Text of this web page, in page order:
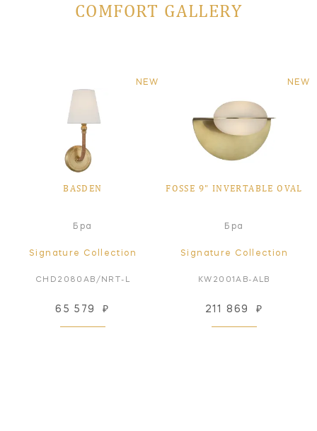
COMFORT GALLERY
NEW
BASDEN
Бра
Signature Collection
CHD2080AB/NRT-L
65 579 ₽
NEW
FOSSE 9" INVERTABLE OVAL
Бра
Signature Collection
KW2001AB-ALB
211 869 ₽